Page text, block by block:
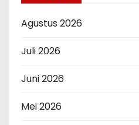
Agustus 2026
Juli 2026
Juni 2026
Mei 2026